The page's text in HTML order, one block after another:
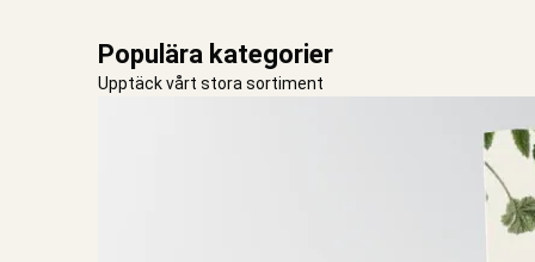
Populära kategorier
Upptäck vårt stora sortiment